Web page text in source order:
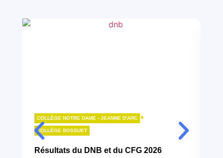
COLLÈGE NOTRE DAME - JEANNE D'ARC •
COLLÈGE BOSSUET
Résultats du DNB et du CFG 2026